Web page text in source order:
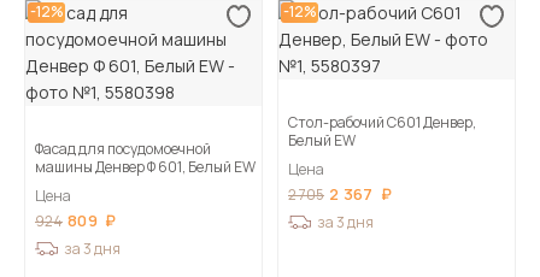
-12%
Фасад для посудомоечной
машины Денвер Ф 601, Белый EW
Цена
924 809
за 3 дня
-12%
Стол-рабочий С601 Денвер,
Белый EW
Цена
2 705 2 367
за 3 дня